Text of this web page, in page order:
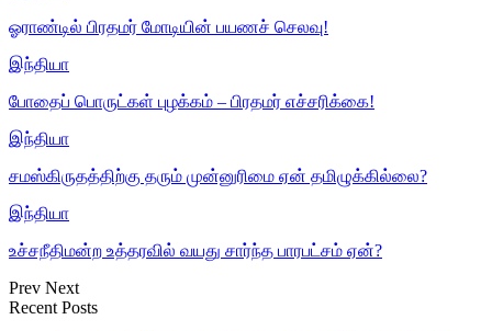
ஓராண்டில் பிரதமர் மோடியின் பயணச் செலவு!
இந்தியா
போதைப் பொருட்கள் புழக்கம் – பிரதமர் எச்சரிக்கை!
இந்தியா
சமஸ்கிருதத்திற்கு தரும் முன்னுரிமை ஏன் தமிழுக்கில்லை?
இந்தியா
உச்சநீதிமன்ற உத்தரவில் வயது சார்ந்த பாரபட்சம் ஏன்?
Prev Next
Recent Posts